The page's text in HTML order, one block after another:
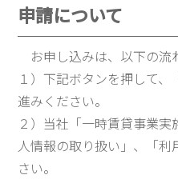
申請について
お申し込みは、以下の流
１）下記ボタンを押して
進みください。
２）当社「一時賃貸事業
人情報の取り扱い」、「
さい。